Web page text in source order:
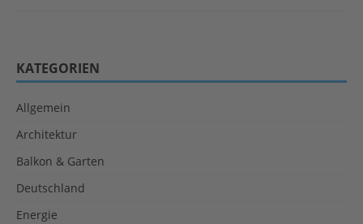
KATEGORIEN
Allgemein
Architektur
Balkon & Garten
Deutschland
Energie